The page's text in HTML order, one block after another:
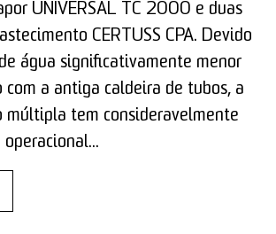
UNIVERSAL TC 2000 e duas
CERTUSS CPA. Devido
água significativamente menor
com a antiga caldeira de tubos, a
múltipla tem consideravelmente
operacional...